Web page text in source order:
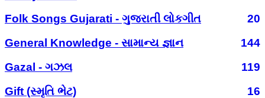
Folk Songs Gujarati - ગુજરાતી લોકગીત
20
General Knowledge - સામાન્ય જ્ઞાન
144
Gazal - ગઝલ
119
Gift (સ્મૃતિ ભેટ)
16